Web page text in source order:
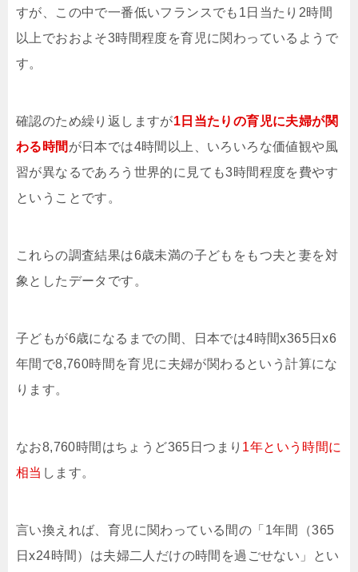
すが、この中で一番低いフランスでも1日当たり2時間
以上でおおよそ3時間程度を育児に関わっているようで
す。
確認のため繰り返しますが1日当たりの育児に夫婦が関
わる時間 が日本では4時間以上、いろいろな価値観や風
習が異なるであろう世界的に見ても3時間程度を費やす
ということです。
これらの調査結果は6歳未満の子どもをもつ夫と妻を対
象としたデータです。
子どもが6歳になるまでの間、日本では4時間x365日x6
年間で8,760時間を育児に夫婦が関わるという計算にな
ります。
なお8,760時間はちょうど365日つまり 1年という時間に
相当 します。
言い換えれば、育児に関わっている間の「1年間（365
日x24時間）は夫婦二人だけの時間を過ごせない」とい